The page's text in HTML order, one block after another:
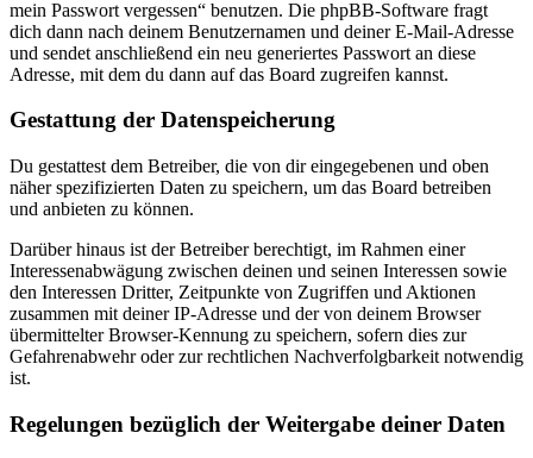
mein Passwort vergessen“ benutzen. Die phpBB-Software fragt
dich dann nach deinem Benutzernamen und deiner E-Mail-Adresse
und sendet anschließend ein neu generiertes Passwort an diese
Adresse, mit dem du dann auf das Board zugreifen kannst.
Gestattung der Datenspeicherung
Du gestattest dem Betreiber, die von dir eingegebenen und oben
näher spezifizierten Daten zu speichern, um das Board betreiben
und anbieten zu können.
Darüber hinaus ist der Betreiber berechtigt, im Rahmen einer
Interessenabwägung zwischen deinen und seinen Interessen sowie
den Interessen Dritter, Zeitpunkte von Zugriffen und Aktionen
zusammen mit deiner IP-Adresse und der von deinem Browser
übermittelter Browser-Kennung zu speichern, sofern dies zur
Gefahrenabwehr oder zur rechtlichen Nachverfolgbarkeit notwendig
ist.
Regelungen bezüglich der Weitergabe deiner Daten